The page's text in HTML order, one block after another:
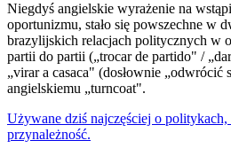
Niegdyś angielskie wyrażenie na
oportunizmu, stało się powszechne w
brazylijskich relacjach politycznych w
partii do partii („trocar de partido" /
„virar a casaca" (dosłownie „odwrócić
angielskiemu „turncoat".
Używane dziś najczęściej o
przynależność.